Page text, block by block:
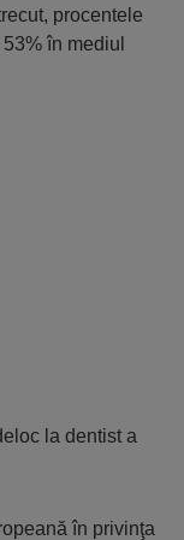
procentele
în mediul
la dentist a
în privinţa